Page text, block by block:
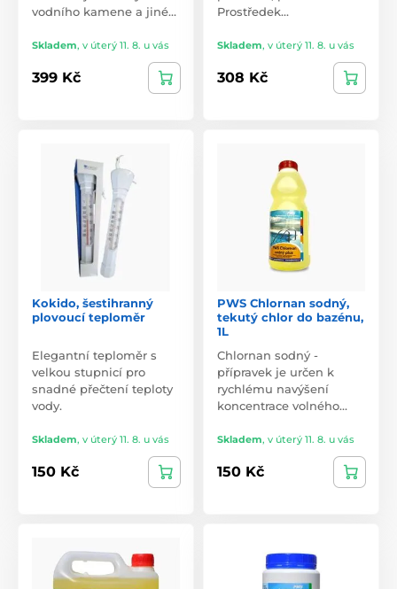
vodního kamene a jiné…
Skladem, v úterý 11. 8. u vás
399 Kč
Prostředek…
Skladem, v úterý 11. 8. u vás
308 Kč
Kokido, šestihranný
plovoucí teploměr
Elegantní teploměr s
velkou stupnicí pro
snadné přečtení teploty
vody.
Skladem, v úterý 11. 8. u vás
150 Kč
PWS Chlornan sodný,
tekutý chlor do bazénu,
1L
Chlornan sodný -
přípravek je určen k
rychlému navýšení
koncentrace volného…
Skladem, v úterý 11. 8. u vás
150 Kč